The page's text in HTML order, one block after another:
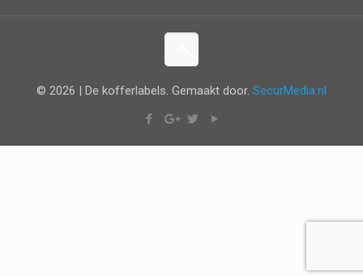
© 2026 | De kofferlabels. Gemaakt door. SecurMedia.nl